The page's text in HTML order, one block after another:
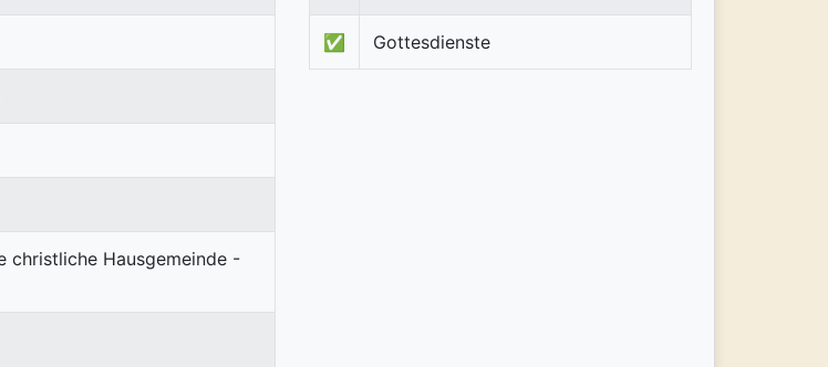
✅ Gottesdienste